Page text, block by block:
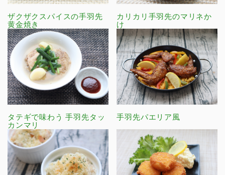
ザクザクスパイスの手羽先
黄金焼き
カリカリ手羽先のマリネか
け
タテギで味わう 手羽先タッ
カンマリ
手羽先パエリア風